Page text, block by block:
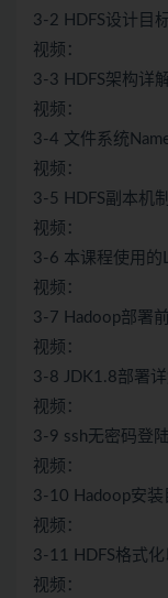
3-2 HDFS设计目
视频：
3-3 HDFS架构详
视频：
3-4 文件系统
视频：
3-5 HDFS副本机
视频：
3-6 本课程使用的
视频：
3-7 Hadoop部署
视频：
3-8 JDK1.8部署
视频：
3-9 ssh无密码登
视频：
3-10 Hadoop安装
视频：
3-11 HDFS格式
视频：